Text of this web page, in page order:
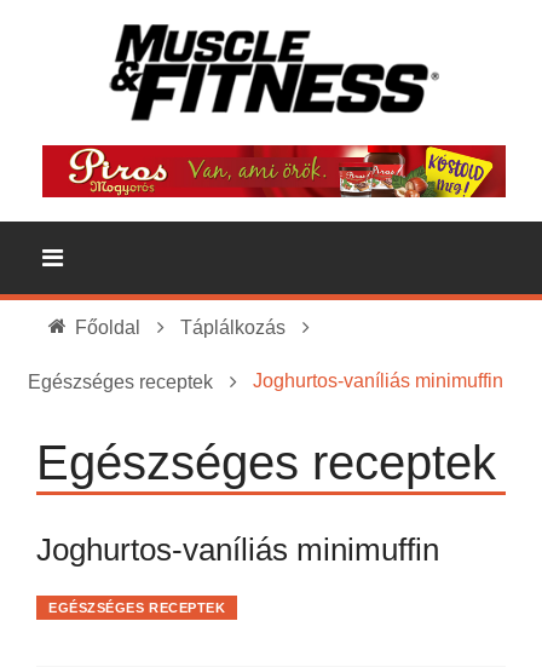
Főoldal Táplálkozás
Egészséges receptek Joghurtos-vaníliás minimuffin
Egészséges receptek
Joghurtos-vaníliás minimuffin
EGÉSZSÉGES RECEPTEK